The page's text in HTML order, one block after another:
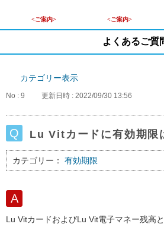
<ご案内> <ご案内>
よくあるご質
カテゴリー表示
No : 9 更新日時 : 2022/09/30 13:56
Lu Vitカードに有効期限
カテゴリー： 有効期限
Lu VitカードおよびLu Vit電子マネー残高